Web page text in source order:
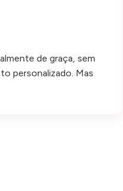
de graça, sem
personalizado. Mas